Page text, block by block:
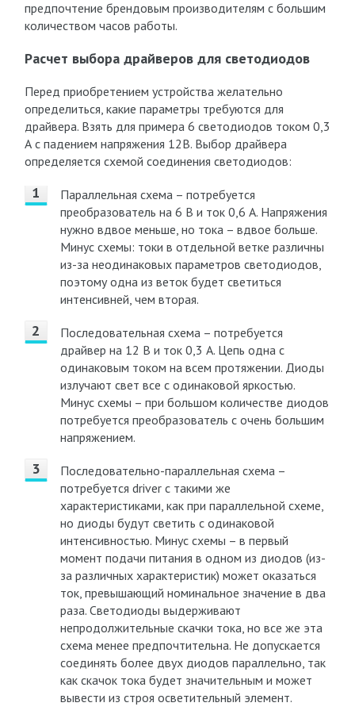
предпочтение брендовым производителям с большим
количеством часов работы.
Расчет выбора драйверов для светодиодов
Перед приобретением устройства желательно
определиться, какие параметры требуются для
драйвера. Взять для примера 6 светодиодов током 0,3
А с падением напряжения 12В. Выбор драйвера
определяется схемой соединения светодиодов:
Параллельная схема – потребуется
преобразователь на 6 В и ток 0,6 А. Напряжения
нужно вдвое меньше, но тока – вдвое больше.
Минус схемы: токи в отдельной ветке различны
из-за неодинаковых параметров светодиодов,
поэтому одна из веток будет светиться
интенсивней, чем вторая.
Последовательная схема – потребуется
драйвер на 12 В и ток 0,3 А. Цепь одна с
одинаковым током на всем протяжении. Диоды
излучают свет все с одинаковой яркостью.
Минус схемы – при большом количестве диодов
потребуется преобразователь с очень большим
напряжением.
Последовательно-параллельная схема –
потребуется driver с такими же
характеристиками, как при параллельной схеме,
но диоды будут светить с одинаковой
интенсивностью. Минус схемы – в первый
момент подачи питания в одном из диодов (из-
за различных характеристик) может оказаться
ток, превышающий номинальное значение в два
раза. Светодиоды выдерживают
непродолжительные скачки тока, но все же эта
схема менее предпочтительна. Не допускается
соединять более двух диодов параллельно, так
как скачок тока будет значительным и может
вывести из строя осветительный элемент.